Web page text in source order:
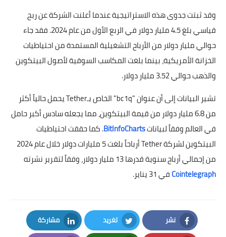
وقد ثبتت جدوى هذه الاستراتيجية عندما أعلنت الشركة عن ربح
قياسي بلغ 4.5 مليار دولار في الربع الأول من عام 2024. فقد جاء
حوالي مليار دولار من الأرباح التشغيلية المستمدة من احتياطيات
الخزانة الأمريكية، بينما بلغت المكاسب السوقية لأصول البيتكوين
والذهب حوالي 3.52 مليار دولار.
تشير البيانات إلى أن عنوان "bc1q" الخاص بـTether يحمل حالياً أكثر
من 6.8 مليار دولار من قيمة البيتكوين، مما يجعله سادس أكبر حامل
في العالم وفقاً لبياناتBitInfoCharts. كما حققت احتياطيات
البيتكوين لشركة Tether أرباحاً بلغت 5 مليارات دولار خلال عام 2024
من إجمالي أرباح سنوية قدرها 13 مليار دولار، وفقاً لتقرير نشرته
Cointelegraphفي 31 يناير.
نشر
Facebook
تغريد
Twitter
مشاركة
LinkedIn